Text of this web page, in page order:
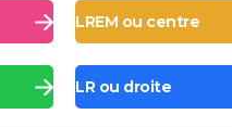
LREM ou centre
LR ou droite